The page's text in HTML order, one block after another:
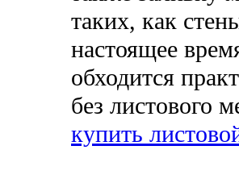
таких, как
настоящее
обходится
без листового
купить